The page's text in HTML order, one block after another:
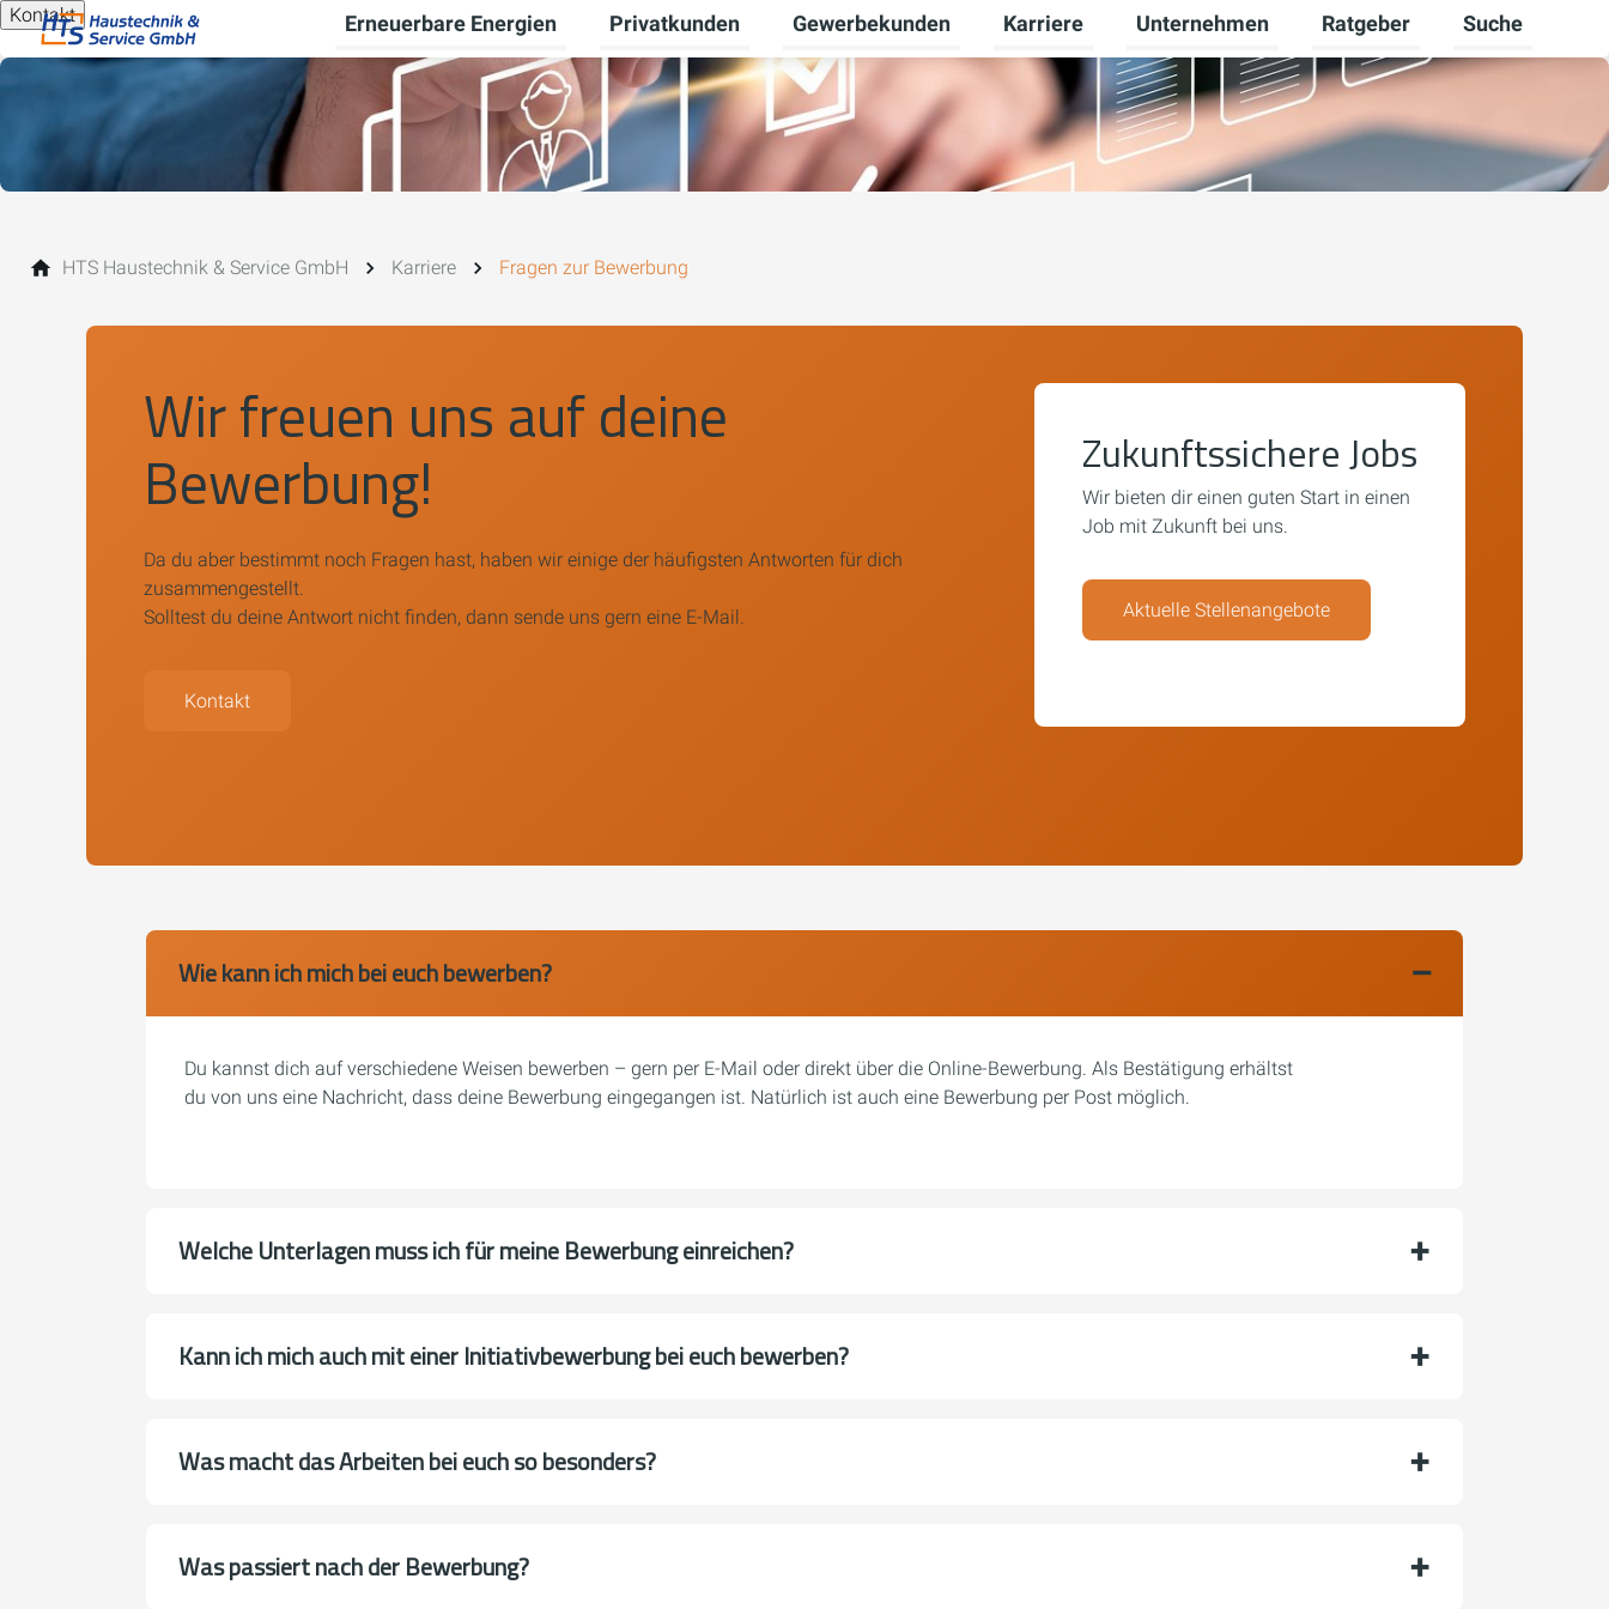
Kontakt Erneuerbare Energien
Untermenü für Erneuerbare Energien umschalten
Privatkunden
Untermenü für Privatkunden umschalten
Gewerbekunden
Untermenü für Gewerbekunden umschalten
Karriere
Untermenü für Karriere umschalten
Unternehmen
Untermenü für Unternehmen
Ratgeber
Untermenü für
Suche
HTS Haustechnik & Service GmbH Karriere Fragen zur Bewerbung
Wir freuen uns auf deine
Bewerbung!
Da du aber bestimmt noch Fragen hast, haben wir einige der häufigsten Antworten für dich
zusammengestellt.
Solltest du deine Antwort nicht finden, dann sende uns gern eine E-Mail.
Kontakt
Zukunftssichere Jobs
Wir bieten dir einen guten Start in einen
Job mit Zukunft bei uns.
Aktuelle Stellenangebote
Wie kann ich mich bei euch bewerben?
Du kannst dich auf verschiedene Weisen bewerben – gern per E-Mail oder direkt über die Online-Bewerbung. Als Bestätigung erhältst
du von uns eine Nachricht, dass deine Bewerbung eingegangen ist. Natürlich ist auch eine Bewerbung per Post möglich.
Welche Unterlagen muss ich für meine Bewerbung einreichen?
Kann ich mich auch mit einer Initiativbewerbung bei euch bewerben?
Was macht das Arbeiten bei euch so besonders?
Was passiert nach der Bewerbung?